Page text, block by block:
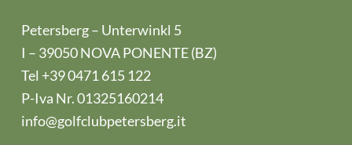
Petersberg – Unterwinkl 5
I – 39050 NOVA PONENTE (BZ)
Tel +39 0471 615 122
P-Iva Nr. 01325160214
info@golfclubpetersberg.it